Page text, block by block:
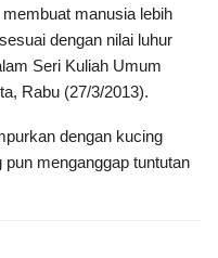
manusia lebih
dengan nilai luhur
Seri Kuliah Umum
Rabu (27/3/2013).
dengan kucing
menganggap tuntutan